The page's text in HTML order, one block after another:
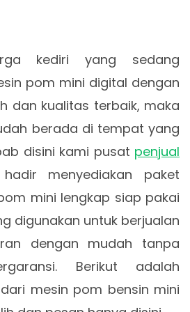
kediri yang sedang
pom mini digital dengan
dan kualitas terbaik, maka
berada di tempat yang
disini kami pusat penjual
menyediakan paket
mini lengkap siap pakai
digunakan untuk berjualan
dengan mudah tanpa
Berikut adalah
mesin pom bensin mini